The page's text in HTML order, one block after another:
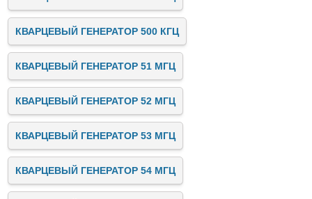
КВАРЦЕВЫЙ ГЕНЕРАТОР 500 КГЦ
КВАРЦЕВЫЙ ГЕНЕРАТОР 51 МГЦ
КВАРЦЕВЫЙ ГЕНЕРАТОР 52 МГЦ
КВАРЦЕВЫЙ ГЕНЕРАТОР 53 МГЦ
КВАРЦЕВЫЙ ГЕНЕРАТОР 54 МГЦ